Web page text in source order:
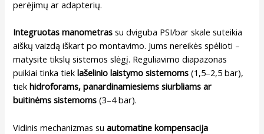
perėjimų ar adapterių.
Integruotas manometras su dviguba PSI/bar skale suteikia
aiškų vaizdą iškart po montavimo. Jums nereikės spėlioti –
matysite tikslų sistemos slėgį. Reguliavimo diapazonas
puikiai tinka tieklašelinio laistymo sistemoms (1,5–2,5 bar),
tiekhidroforams, panardinamiesiems siurbliams ar
buitinėms sistemoms (3–4 bar).
Vidinis mechanizmas suautomatine kompensacija